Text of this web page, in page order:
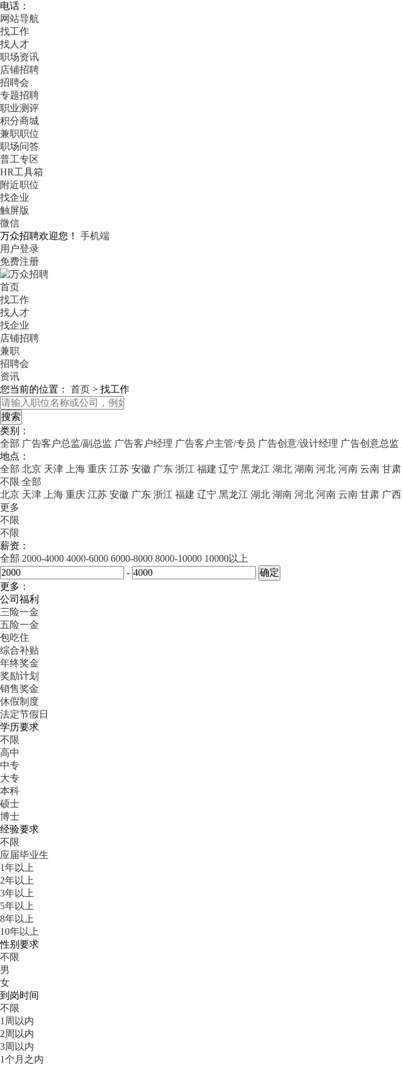
电话：
网站导航
找工作
找人才
职场资讯
店铺招聘
招聘会
专题招聘
职业测评
积分商城
兼职职位
职场问答
普工专区
HR工具箱
附近职位
找企业
触屏版
微信
万众招聘欢迎您！
手机端
用户登录
免费注册
首页
找工作
找人才
找企业
店铺招聘
兼职
招聘会
资讯
您当前的位置： 首页 > 找工作
类别：
全部 广告客户总监/副总监 广告客户经理 广告客户主管/专员 广告创意/设计经理 广告创意总监
地点：
全部 北京 天津 上海 重庆 江苏 安徽 广东 浙江 福建 辽宁 黑龙江 湖北 湖南 河北 河南 云南 甘肃
不限 全部
北京 天津 上海 重庆 江苏 安徽 广东 浙江 福建 辽宁 黑龙江 湖北 湖南 河北 河南 云南 甘肃 广西
更多
不限
不限
薪资：
全部 2000-4000 4000-6000 6000-8000 8000-10000 10000以上
-
更多：
公司福利
三险一金
五险一金
包吃住
综合补贴
年终奖金
奖励计划
销售奖金
休假制度
法定节假日
学历要求
不限
高中
中专
大专
本科
硕士
博士
经验要求
不限
应届毕业生
1年以上
2年以上
3年以上
5年以上
8年以上
10年以上
性别要求
不限
男
女
到岗时间
不限
1周以内
2周以内
3周以内
1个月之内